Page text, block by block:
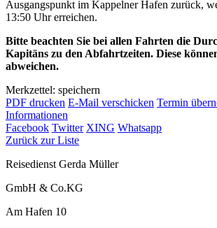
Ausgangspunkt im Kappelner Hafen zurück,
13:50 Uhr erreichen.
Bitte beachten Sie bei allen Fahrten die
Kapitäns zu den Abfahrtzeiten. Diese
abweichen.
Merkzettel: speichern
PDF drucken E-Mail verschicken Termin
Informationen
Facebook Twitter XING Whatsapp
Zurück zur Liste
Reisedienst Gerda Müller
GmbH & Co.KG
Am Hafen 10